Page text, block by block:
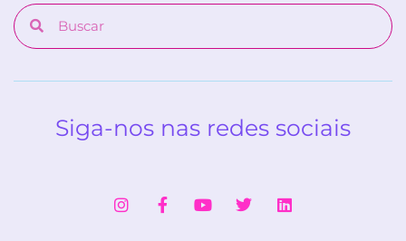
Siga-nos nas redes sociais